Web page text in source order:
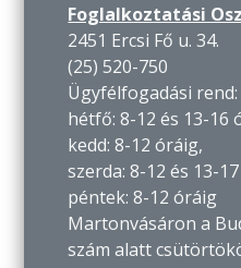
Foglalkoztatási
2451 Ercsi Fő u. 34.
(25) 520-750
Ügyfélfogadási rend:
hétfő: 8-12 és 13-16
kedd: 8-12 óráig,
szerda: 8-12 és 13-
péntek: 8-12 óráig
Martonvásáron a
szám alatt